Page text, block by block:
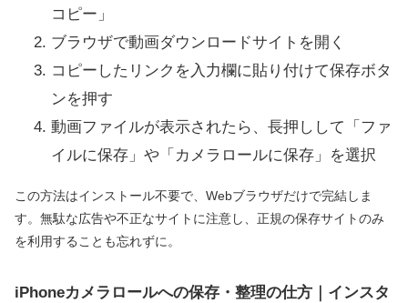
コピー」
ブラウザで動画ダウンロードサイトを開く
コピーしたリンクを入力欄に貼り付けて保存ボタ
ンを押す
動画ファイルが表示されたら、長押しして「ファ
イルに保存」や「カメラロールに保存」を選択
この方法はインストール不要で、Webブラウザだけで完結しま
す。無駄な広告や不正なサイトに注意し、正規の保存サイトのみ
を利用することも忘れずに。
iPhoneカメラロールへの保存・整理の仕方｜インスタ